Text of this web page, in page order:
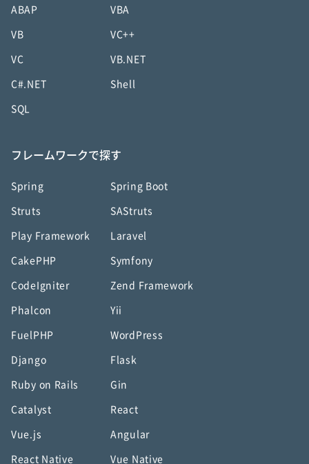
ABAP VBA
VB VC++
VC VB.NET
C#.NET Shell
SQL
フレームワークで探す
Spring Spring Boot
Struts SAStruts
Play Framework Laravel
CakePHP Symfony
CodeIgniter Zend Framework
Phalcon Yii
FuelPHP WordPress
Django Flask
Ruby on Rails Gin
Catalyst React
Vue.js Angular
React Native Vue Native